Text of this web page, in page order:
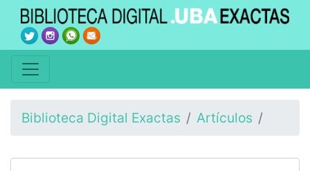
Biblioteca Digital Exactas Artículos